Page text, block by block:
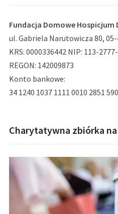
Fundacja Domowe Hospicjum
ul. Gabriela Narutowicza 80,
KRS: 0000336442 NIP: 113-
REGON: 142009873
Konto bankowe:
34 1240 1037 1111 0010 2851
Charytatywna zbiórka